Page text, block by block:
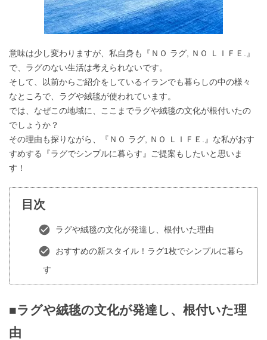
意味は少し変わりますが、私自身も『ＮＯ ラグ, ＮＯ ＬＩＦＥ.』
で、ラグのない生活は考えられないです。
そして、以前からご紹介をしているイランでも暮らしの中の様々
なところで、ラグや絨毯が使われています。
では、なぜこの地域に、ここまでラグや絨毯の文化が根付いたの
でしょうか？
その理由も探りながら、『ＮＯ ラグ, ＮＯ ＬＩＦＥ.』な私がおす
すめする『ラグでシンプルに暮らす』ご提案もしたいと思いま
す！
目次
ラグや絨毯の文化が発達し、根付いた理由
おすすめの新スタイル！ラグ1枚でシンプルに暮ら
す
■ラグや絨毯の文化が発達し、根付いた理
由